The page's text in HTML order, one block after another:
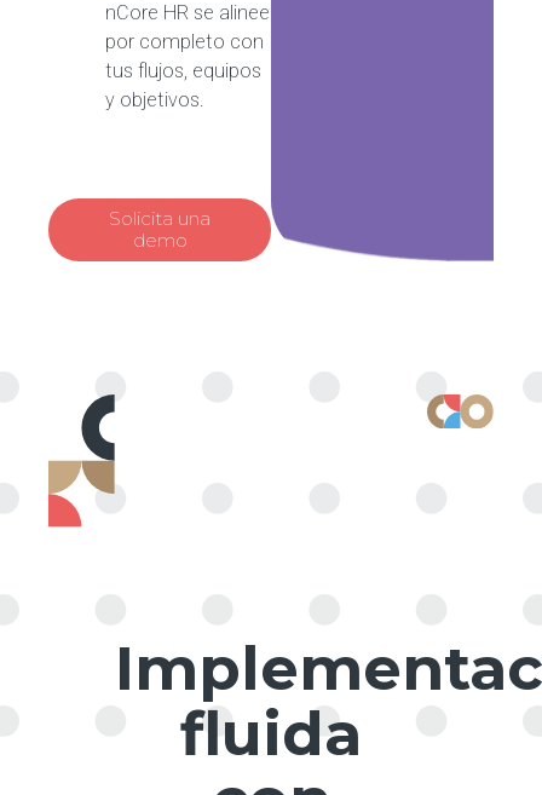
nCore HR se alinee
por completo con
tus flujos, equipos
y objetivos.
Solicita una
demo
fluida